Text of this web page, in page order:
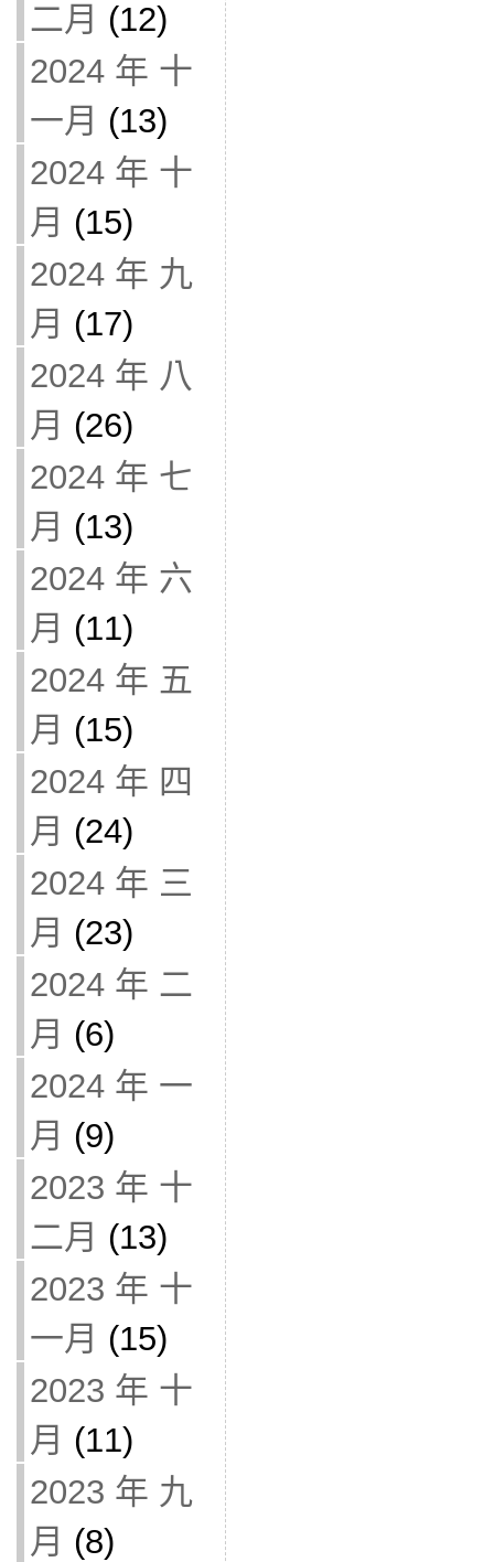
二月 (12)
2024 年 十
一月 (13)
2024 年 十
月 (15)
2024 年 九
月 (17)
2024 年 八
月 (26)
2024 年 七
月 (13)
2024 年 六
月 (11)
2024 年 五
月 (15)
2024 年 四
月 (24)
2024 年 三
月 (23)
2024 年 二
月 (6)
2024 年 一
月 (9)
2023 年 十
二月 (13)
2023 年 十
一月 (15)
2023 年 十
月 (11)
2023 年 九
月 (8)